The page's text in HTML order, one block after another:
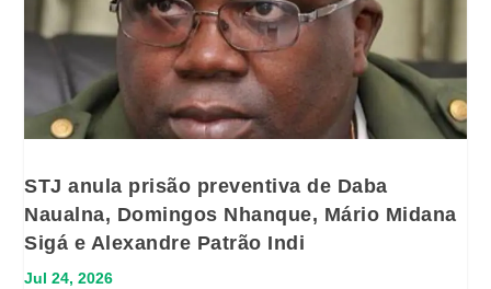
STJ anula prisão preventiva de Daba
Naualna, Domingos Nhanque, Mário Midana
Sigá e Alexandre Patrão Indi
Jul 24, 2026